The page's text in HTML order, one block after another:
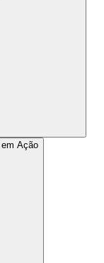
Ação